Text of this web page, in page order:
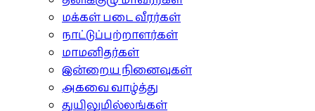
மக்கள் படை வீரர்கள்
நாட்டுப்பற்றாளர்கள்
மாமனிதர்கள்
இன்றைய நினைவுகள்
அகவை வாழ்த்து
துயிலுமில்லங்கள்